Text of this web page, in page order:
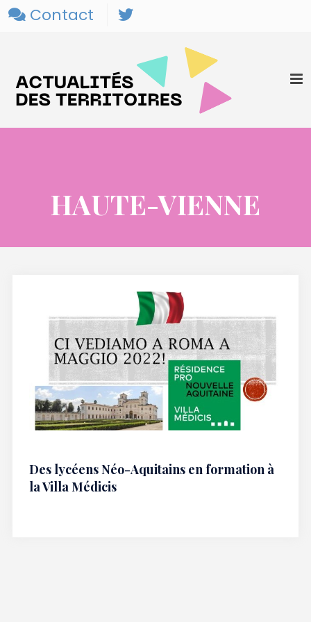
Contact
HAUTE-VIENNE
Des lycéens Néo-Aquitains en formation à
la Villa Médicis